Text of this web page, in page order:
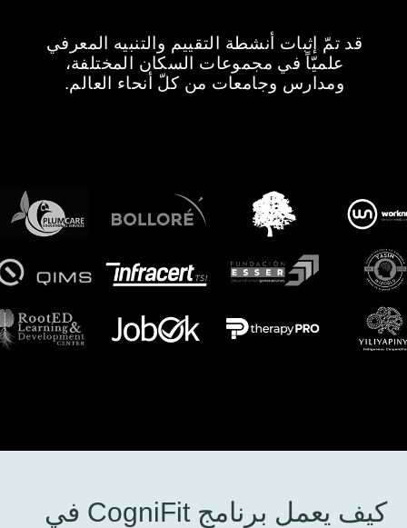
قد تمّ إثبات أنشطة التقييم والتنبيه المعرفي
علميّاً في مجموعات السكان المختلفة،
ومدارس وجامعات من كلّ أنحاء العالم.
كيف يعمل برنامج CogniFit في